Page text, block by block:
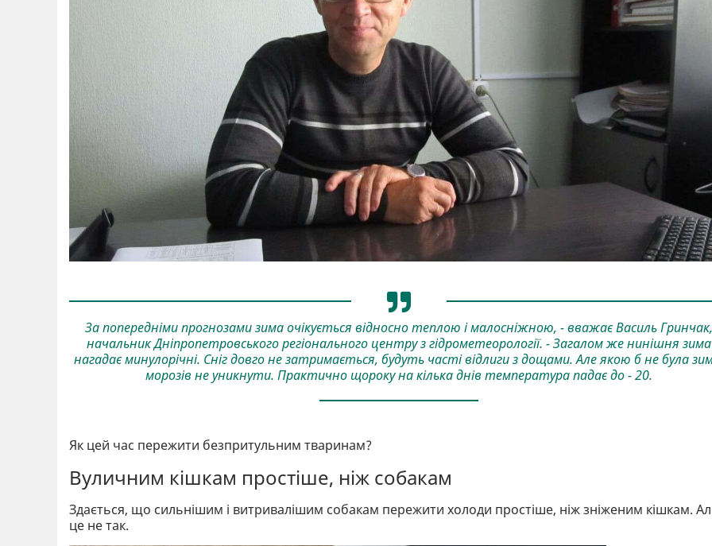
За попередніми прогнозами зима очікується відносно теплою і малосніжною, - вважає Василь Гринчак,
начальник Дніпропетровського регіонального центру з гідрометеорології. - Загалом же нинішня зима
нагадає минулорічні. Сніг довго не затримається, будуть часті відлиги з дощами. Але якою б не була
морозів не уникнути. Практично щороку на кілька днів температура падає до - 20.
Як цей час пережити безпритульним тваринам?
Вуличним кішкам простіше, ніж собакам
Здається, що сильнішим і витривалішим собакам пережити холоди простіше, ніж зніженим кішкам.
це не так.